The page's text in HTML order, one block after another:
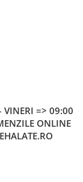
VINERI => 09:00
ONLINE